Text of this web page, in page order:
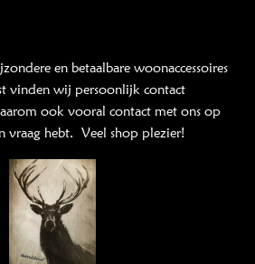
en betaalbare woonaccessoires
vinden wij persoonlijk contact
ook vooral contact met ons op
vraag hebt. Veel shop plezier!